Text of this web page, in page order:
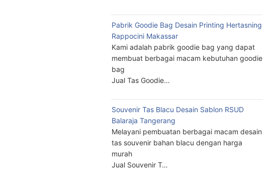
Pabrik Goodie Bag Desain Printing Hertasning
Rappocini Makassar
Kami adalah pabrik goodie bag yang dapat
membuat berbagai macam kebutuhan goodie
bag
Jual Tas Goodie…
Souvenir Tas Blacu Desain Sablon RSUD
Balaraja Tangerang
Melayani pembuatan berbagai macam desain
tas souvenir bahan blacu dengan harga
murah
Jual Souvenir T…